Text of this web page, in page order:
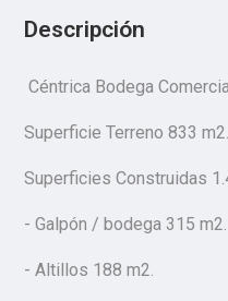
Descripción
Céntrica Bodega
Superficie Terreno 833 m2.
Superficies Construidas
- Galpón / bodega 315 m2.
- Altillos 188 m2.